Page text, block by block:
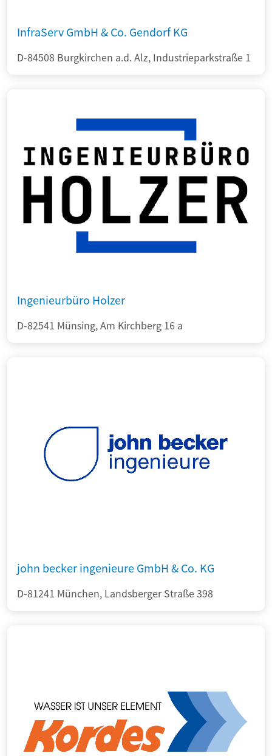
InfraServ GmbH & Co. Gendorf KG
D-84508 Burgkirchen a.d. Alz, Industrieparkstraße 1
Ingenieurbüro Holzer
D-82541 Münsing, Am Kirchberg 16 a
john becker ingenieure GmbH & Co. KG
D-81241 München, Landsberger Straße 398